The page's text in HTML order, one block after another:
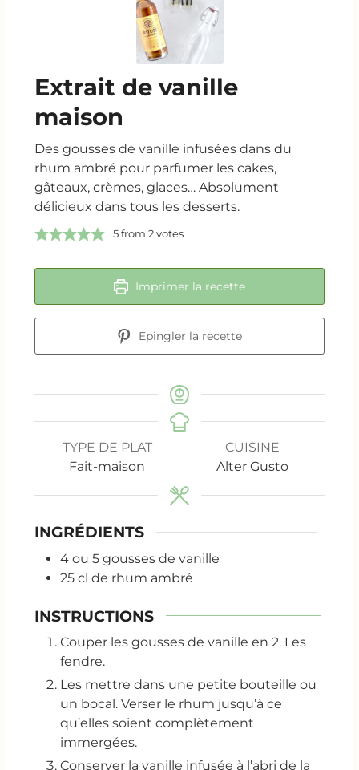
Extrait de vanille
maison
Des gousses de vanille infusées dans du
rhum ambré pour parfumer les cakes,
gâteaux, crèmes, glaces… Absolument
délicieux dans tous les desserts.
5from 2votes
Imprimer la recette
Epingler la recette
TYPE DE PLAT
Fait-maison
CUISINE
Alter Gusto
INGRÉDIENTS
4 ou 5 gousses de vanille
25 cl de rhum ambré
INSTRUCTIONS
Couper les gousses de vanille en 2. Les
fendre.
Les mettre dans une petite bouteille ou
un bocal. Verser le rhum jusqu’à ce
qu’elles soient complètement
immergées.
Conserver la vanille infusée à l’abri de la